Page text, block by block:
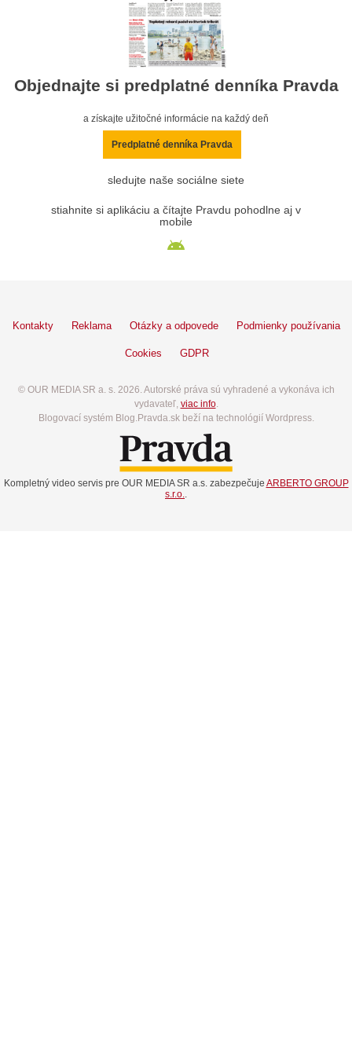
Objednajte si predplatné denníka Pravda
a získajte užitočné informácie na každý deň
Predplatné denníka Pravda
sledujte naše sociálne siete
stiahnite si aplikáciu a čítajte Pravdu pohodlne aj v
mobile
Kontakty Reklama Otázky a odpovede Podmienky používania
Cookies GDPR
© OUR MEDIA SR a. s. 2026. Autorské práva sú vyhradené a vykonáva ich
vydavateľ, viac info.
Blogovací systém Blog.Pravda.sk beží na technológií Wordpress.
Kompletný video servis pre OUR MEDIA SR a.s. zabezpečuje ARBERTO GROUP
s.r.o.